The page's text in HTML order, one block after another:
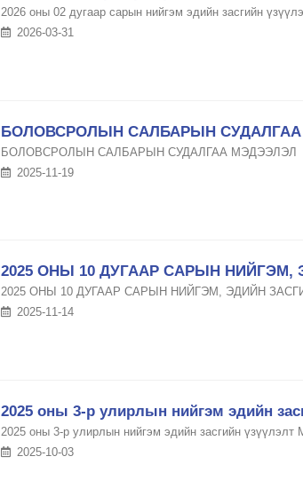
2026 оны 02 дугаар сарын нийгэм эдийн засгийн
2026-03-31
БОЛОВСРОЛЫН САЛБАРЫН
БОЛОВСРОЛЫН САЛБАРЫН СУДАЛГАА МЭДЭЭЛЭЛ
2025-11-19
2025 ОНЫ 10 ДУГААР САРЫН НИЙГЭМ,
2025 ОНЫ 10 ДУГААР САРЫН НИЙГЭМ, ЭДИЙН
2025-11-14
2025 оны 3-р улирлын нийгэм эдийн
2025 оны 3-р улирлын нийгэм эдийн засгийн
2025-10-03